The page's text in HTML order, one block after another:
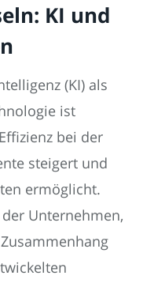
KI und
(KI) als
ist
bei der
steigert und
ermöglicht.
Unternehmen,